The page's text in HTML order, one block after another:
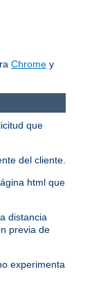
Chrome y
que
del cliente.
html que
distancia
previa de
experimenta